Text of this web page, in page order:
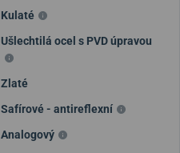
Kulaté
Ušlechtilá ocel s PVD úpravou
Zlaté
Safírové - antireflexní
Analogový